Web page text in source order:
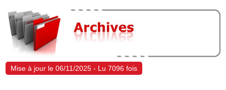
Mise à jour le 06/11/2025 - Lu 7096 fois